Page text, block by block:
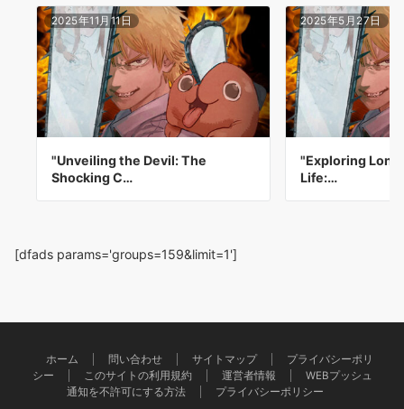
2025年11月11日
"Unveiling the Devil: The
Shocking C…
2025年5月27日
"Exploring
Life:…
[dfads params='groups=159&limit=1']
ホーム 問い合わせ サイトマップ
プライバシーポリ
シー
このサイトの利用規約 運営者情報
WEBプッシュ
通知を不許可にする方法
プライバシーポリシー